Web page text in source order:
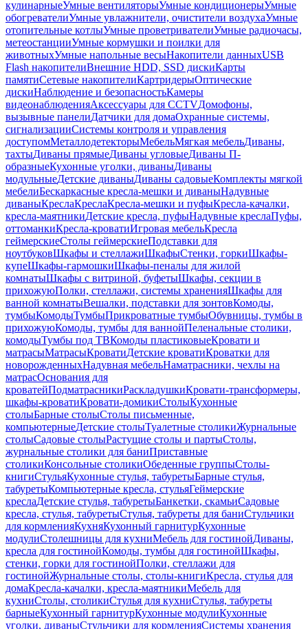
кулинарныеУмные вентиляторыУмные кондиционерыУмные
обогревателиУмные увлажнители, очистители воздухаУмные
отопительные котлыУмные проветривателиУмные радиочасы,
метеостанцииУмные кормушки и поилки для
животныхУмные напольные весыНакопители данныхUSB
Flash накопителиВнешние HDD, SSD дискиКарты
памятиСетевые накопителиКартридерыОптические
дискиНаблюдение и безопасностьКамеры
видеонаблюденияАксессуары для CCTVДомофоны,
вызывные панелиДатчики для домаОхранные системы,
сигнализацииСистемы контроля и управления
доступомМеталлодетекторыМебельМягкая мебельДиваны,
тахтыДиваны прямыеДиваны угловыеДиваны П-
образныеКухонные уголки, диваныДиваны
модульныеДетские диваныДиваны садовыеКомплекты мягкой
мебелиБескаркасные кресла-мешки и диваныНадувные
диваныКреслаКреслаКресла-мешки и пуфыКресла-качалки,
кресла-маятникиДетские кресла, пуфыНадувные креслаПуфы,
оттоманкиКресла-кроватиИгровая мебельКресла
геймерскиеСтолы геймерскиеПодставки для
ноутбуковШкафы и стеллажиШкафыСтенки, горкиШкафы-
купеШкафы-гармошкиШкафы-пеналы для жилой
комнатыШкафы с витриной, буфетыШкафы, секции в
прихожуюПолки, стеллажи, системы храненияШкафы для
ванной комнатыВешалки, подставки для зонтовКомоды,
тумбыКомодыТумбыПрикроватные тумбыОбувницы, тумбы в
прихожуюКомоды, тумбы для ваннойПеленальные столики,
комодыТумбы под ТВКомоды пластиковыеКровати и
матрасыМатрасыКроватиДетские кроватиКроватки для
новорожденныхНадувная мебельНаматрасники, чехлы на
матрасОснования для
кроватейПодматрасникиРаскладушкиКровати-трансформеры,
шкафы-кроватиКровати-домикиСтолыКухонные
столыБарные столыСтолы письменные,
компьютерныеДетские столыТуалетные столикиЖурнальные
столыСадовые столыРастущие столы и партыСтолы,
журнальные столики для баниПриставные
столикиКонсольные столикиОбеденные группыСтолы-
книгиСтульяКухонные стулья, табуретыБарные стулья,
табуретыКомпьютерные кресла, стульяГеймерские
креслаДетские стулья, табуретыБанкетки, скамьиСадовые
кресла, стулья, табуретыСтулья, табуреты для баниСтульчики
для кормленияКухняКухонный гарнитурКухонные
модулиСтолешницы для кухниМебель для гостинойДиваны,
кресла для гостинойКомоды, тумбы для гостинойШкафы,
стенки, горки для гостинойПолки, стеллажи для
гостинойЖурнальные столы, столы-книгиКресла, стулья для
домаКресла-качалки, кресла-маятникиМебель для
кухниСтолы, столикиСтулья для кухниСтулья, табуреты
барныеКухонный гарнитурКухонные модулиКухонные
уголки, диваныСтульчики для кормленияСистемы хранения